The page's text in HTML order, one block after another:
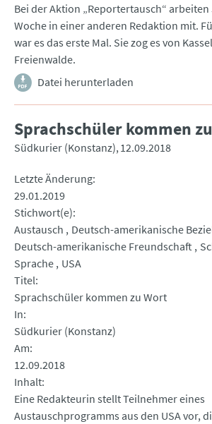
Bei der Aktion „Reportertausch“
Woche in einer anderen Redaktion mit.
war es das erste Mal. Sie zog es von
Freienwalde.
Datei herunterladen
Sprachschüler kommen
Südkurier (Konstanz) 12.09.2018
Letzte Änderung
29.01.2019
Stichwort(e)
Austausch
Deutsch-amerikanische
Deutsch-amerikanische Freundschaft
Sprache USA
Titel
Sprachschüler kommen zu Wort
In
Südkurier (Konstanz)
Am
12.09.2018
Inhalt
Eine Redakteurin stellt Teilnehmer eines
Austauschprogramms aus den USA vor,